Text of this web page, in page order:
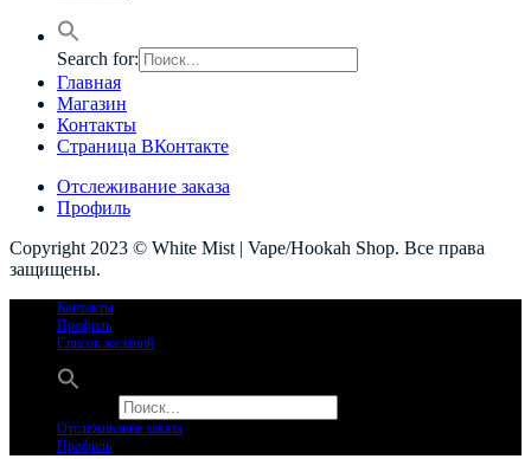
Search for:
Главная
Магазин
Контакты
Страница ВКонтакте
Отслеживание заказа
Профиль
Copyright 2023 © White Mist | Vape/Hookah Shop. Все права
защищены.
Контакты
Профиль
Список желаний
Отслеживание заказа
Профиль